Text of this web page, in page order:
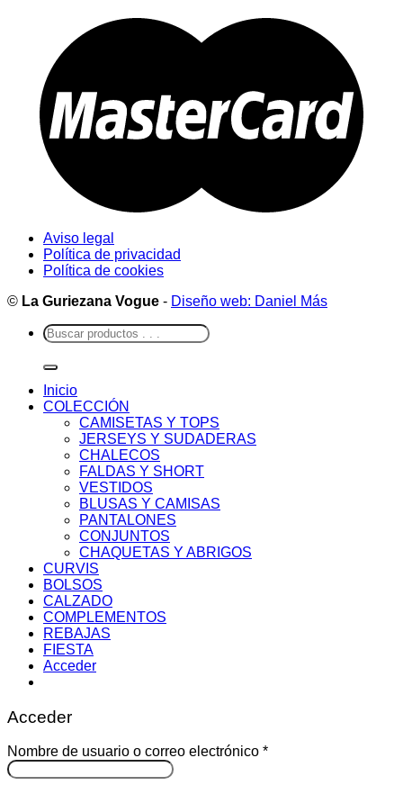
Aviso legal
Política de privacidad
Política de cookies
© La Guriezana Vogue - Diseño web: Daniel Más
Buscar
por:
Inicio
COLECCIÓN
CAMISETAS Y TOPS
JERSEYS Y SUDADERAS
CHALECOS
FALDAS Y SHORT
VESTIDOS
BLUSAS Y CAMISAS
PANTALONES
CONJUNTOS
CHAQUETAS Y ABRIGOS
CURVIS
BOLSOS
CALZADO
COMPLEMENTOS
REBAJAS
FIESTA
Acceder
Acceder
Nombre de usuario o correo electrónico *Obligatorio